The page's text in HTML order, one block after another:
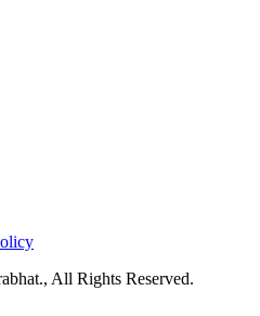
All Rights Reserved.